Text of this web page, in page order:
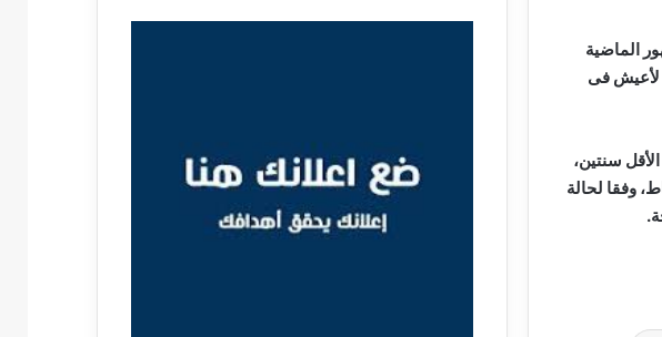
الماضية
لأعيش فى
سنتين،
وفقا لحالة